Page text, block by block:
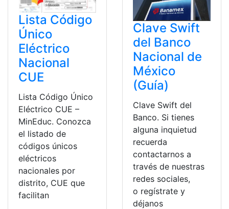
Lista Código
Único
Eléctrico
Nacional
CUE
Lista Código Único
Eléctrico CUE –
MinEduc. Conozca
el listado de
códigos únicos
eléctricos
nacionales por
distrito, CUE que
facilitan
Clave Swift
del Banco
Nacional de
México
(Guía)
Clave Swift del
Banco. Si tienes
alguna inquietud
recuerda
contactarnos a
través de nuestras
redes sociales,
o regístrate y
déjanos